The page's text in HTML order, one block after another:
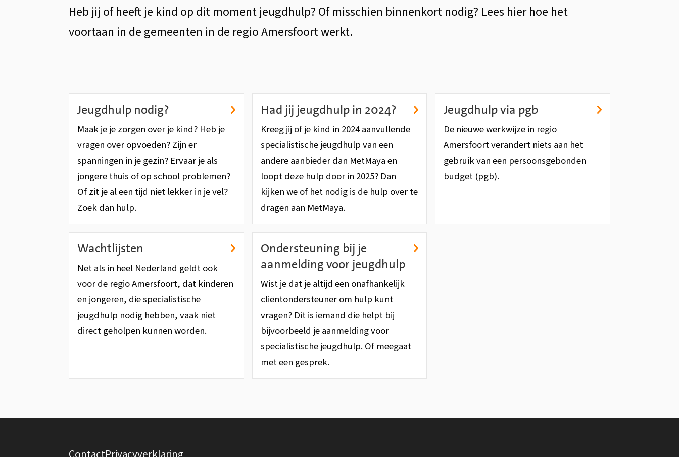
Heb jij of heeft je kind op dit moment jeugdhulp? Of misschien binnenkort nodig? Lees hier hoe het
voortaan in de gemeenten in de regio Amersfoort werkt.
Onderwerpen
Jeugdhulp nodig?
Maak je je zorgen over je kind? Heb je
vragen over opvoeden? Zijn er
spanningen in je gezin? Ervaar je als
jongere thuis of op school problemen?
Of zit je al een tijd niet lekker in je vel?
Zoek dan hulp.
Had jij jeugdhulp in 2024?
Kreeg jij of je kind in 2024 aanvullende
specialistische jeugdhulp van een
andere aanbieder dan MetMaya en
loopt deze hulp door in 2025? Dan
kijken we of het nodig is de hulp over te
dragen aan MetMaya.
Jeugdhulp via pgb
De nieuwe werkwijze in regio
Amersfoort verandert niets aan het
gebruik van een persoonsgebonden
budget (pgb).
Wachtlijsten
Net als in heel Nederland geldt ook
voor de regio Amersfoort, dat kinderen
en jongeren, die specialistische
jeugdhulp nodig hebben, vaak niet
direct geholpen kunnen worden.
Ondersteuning bij je
aanmelding voor jeugdhulp
Wist je dat je altijd een onafhankelijk
cliëntondersteuner om hulp kunt
vragen? Dit is iemand die helpt bij
bijvoorbeeld je aanmelding voor
specialistische jeugdhulp. Of meegaat
met een gesprek.